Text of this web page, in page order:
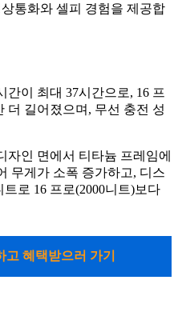
통화와 셀피 경험을 제공합
간이 최대 37시간으로, 16 프
더 길어졌으며, 무선 충전 성
자인 면에서 티타늄 프레임에
무게가 소폭 증가하고, 디스
로 16 프로(2000니트)보다
고 혜택받으러 가기